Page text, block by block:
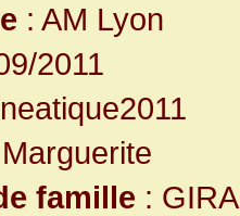
: AM Lyon
2011
famille :